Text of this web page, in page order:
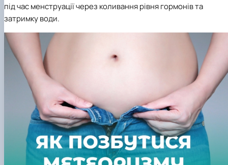
під час менструації через коливання рівня гормонів та
затримку води.